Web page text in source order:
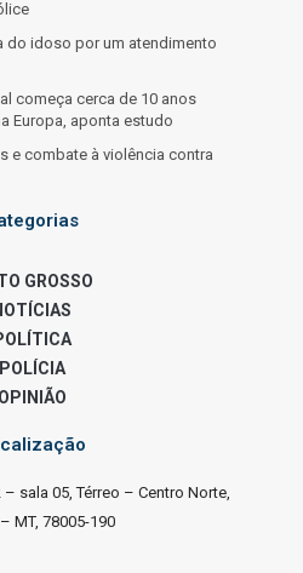
do idoso por um atendimento
começa cerca de 10 anos
Europa, aponta estudo
e combate à violência contra
GROSSO
POLÍCIA
OPINIÃO
sala 05, Térreo – Centro Norte,
MT, 78005-190